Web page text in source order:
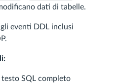
dati di tabelle.
eventi DDL inclusi
SQL completo